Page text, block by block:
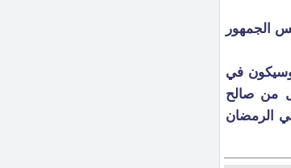
الجمهور
في
من صالح
الرمضان